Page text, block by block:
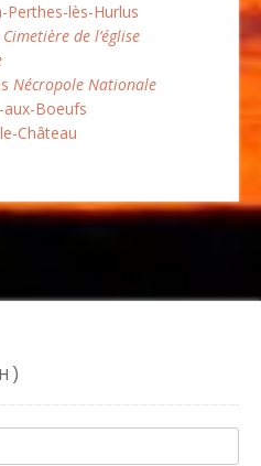
Perthes-lès-Hurlus
Cimetière de l’église
Nécropole Nationale
Boeufs
Château